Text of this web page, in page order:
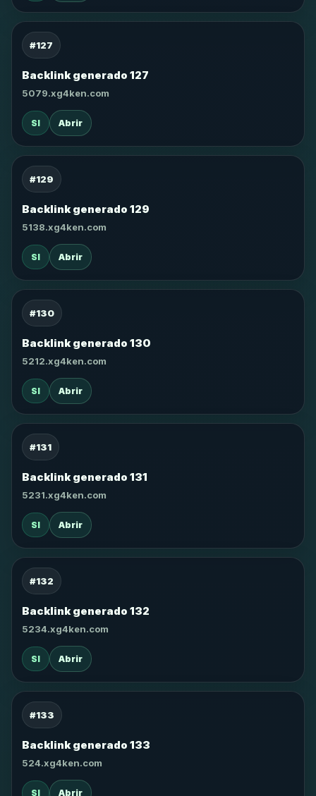
#127
Backlink generado 127
5079.xg4ken.com
SI Abrir
#129
Backlink generado 129
5138.xg4ken.com
SI Abrir
#130
Backlink generado 130
5212.xg4ken.com
SI Abrir
#131
Backlink generado 131
5231.xg4ken.com
SI Abrir
#132
Backlink generado 132
5234.xg4ken.com
SI Abrir
#133
Backlink generado 133
524.xg4ken.com
SI Abrir